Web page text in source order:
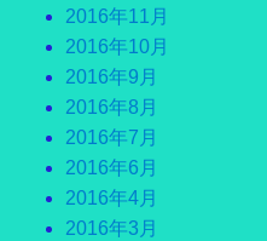
2016年11月
2016年10月
2016年9月
2016年8月
2016年7月
2016年6月
2016年4月
2016年3月